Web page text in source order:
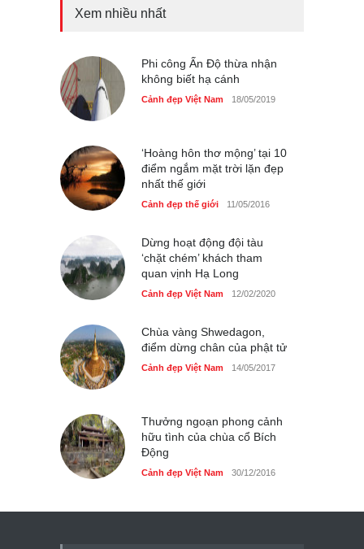
Cảnh đẹp Việt Nam 24/04/2020
Những món ăn đồng quê
Xem nhiều nhất
Phi công Ấn Độ thừa nhận
không biết hạ cánh
Cảnh đẹp Việt Nam 18/05/2019
‘Hoàng hôn thơ mộng’ tại 10
điểm ngắm mặt trời lặn đẹp
nhất thế giới
Cảnh đẹp thế giới 11/05/2016
Dừng hoạt động đội tàu
‘chặt chém’ khách tham
quan vịnh Hạ Long
Cảnh đẹp Việt Nam 12/02/2020
Chùa vàng Shwedagon,
điểm dừng chân của phật tử
Cảnh đẹp Việt Nam 14/05/2017
Thưởng ngoạn phong cảnh
hữu tình của chùa cổ Bích
Động
Cảnh đẹp Việt Nam 30/12/2016